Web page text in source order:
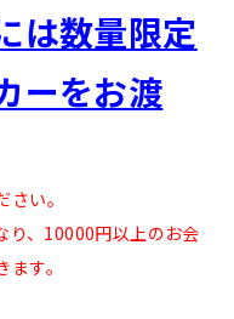
は数量限定
ーをお渡
い。
、10000円以上のお会
す。